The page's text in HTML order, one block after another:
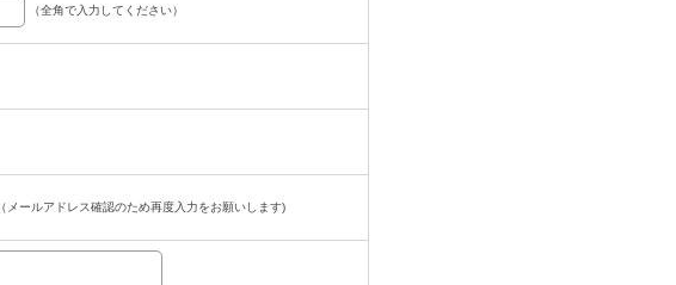
（全角で入力してください）
（メールアドレス確認のため再度入力をお願いします)